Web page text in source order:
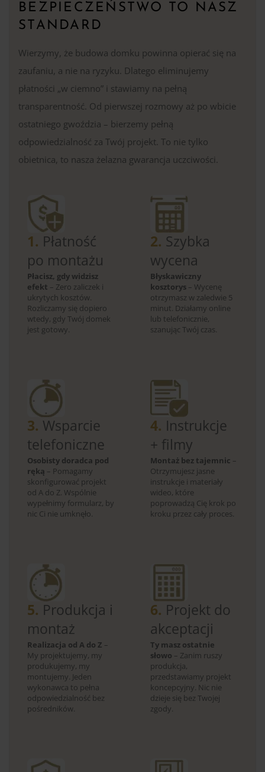
BEZPIECZEŃSTWO TO NASZ
STANDARD
Wierzymy, że budowa domku powinna opierać się na
zaufaniu, a nie na ryzyku. Dlatego eliminujemy
płatności „w ciemno” i stawiamy na pełną
transparentność. Od pierwszej rozmowy aż po wbicie
ostatniego gwoździa – bierzemy pełną
odpowiedzialność za Twój projekt. To nie tylko
obietnica, to nasza żelazna gwarancja uczciwości.
1. Płatność
po montażu
Płacisz, gdy widzisz
efekt – Zero zaliczek i
ukrytych kosztów.
Rozliczamy się dopiero
wtedy, gdy Twój domek
jest gotowy.
2. Szybka
wycena
Błyskawiczny
kosztorys – Wycenę
otrzymasz w zaledwie 5
minut. Działamy online
lub telefonicznie,
szanując Twój czas.
3. Wsparcie
telefoniczne
Osobisty doradca pod
ręką – Pomagamy
skonfigurować projekt
od A do Z. Wspólnie
wypełnimy formularz, by
nic Ci nie umknęło.
4. Instrukcje
+ filmy
Montaż bez tajemnic –
Otrzymujesz jasne
instrukcje i materiały
wideo, które
poprowadzą Cię krok po
kroku przez cały proces.
5. Produkcja i
montaż
Realizacja od A do Z –
My projektujemy, my
produkujemy, my
montujemy. Jeden
wykonawca to pełna
odpowiedzialność bez
pośredników.
6. Projekt do
akceptacji
Ty masz ostatnie
słowo – Zanim ruszy
produkcja,
przedstawiamy projekt
koncepcyjny. Nic nie
dzieje się bez Twojej
zgody.